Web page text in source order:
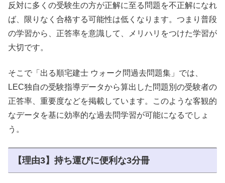
反対に多くの受験生の方が正解に至る問題を不正解になれ
ば、限りなく合格する可能性は低くなります。つまり普段
の学習から、正答率を意識して、メリハリをつけた学習が
大切です。
そこで「出る順宅建士 ウォーク問過去問題集」では、
LEC独自の受験指導データから算出した問題別の受験者の
正答率、重要度などを掲載しています。このような客観的
なデータを基に効率的な過去問学習が可能になるでしょ
う。
【理由3】持ち運びに便利な3分冊